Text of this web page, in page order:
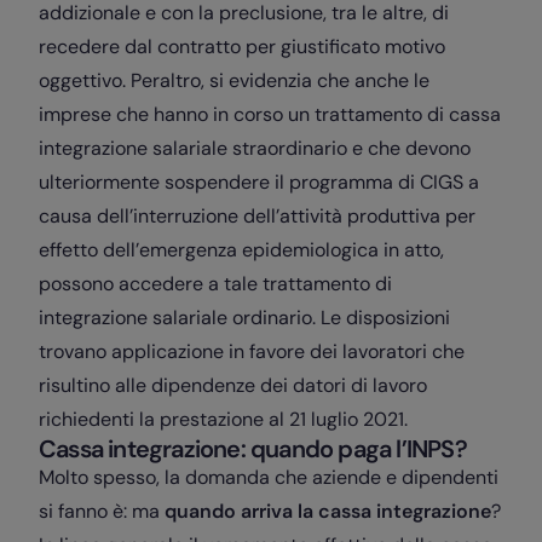
addizionale e con la preclusione, tra le altre, di
recedere dal contratto per giustificato motivo
oggettivo. Peraltro, si evidenzia che anche le
imprese che hanno in corso un trattamento di cassa
integrazione salariale straordinario e che devono
ulteriormente sospendere il programma di CIGS a
causa dell’interruzione dell’attività produttiva per
effetto dell’emergenza epidemiologica in atto,
possono accedere a tale trattamento di
integrazione salariale ordinario. Le disposizioni
trovano applicazione in favore dei lavoratori che
risultino alle dipendenze dei datori di lavoro
richiedenti la prestazione al 21 luglio 2021.
Cassa integrazione: quando paga l’INPS?
Molto spesso, la domanda che aziende e dipendenti
si fanno è: ma quando arriva la cassa integrazione?